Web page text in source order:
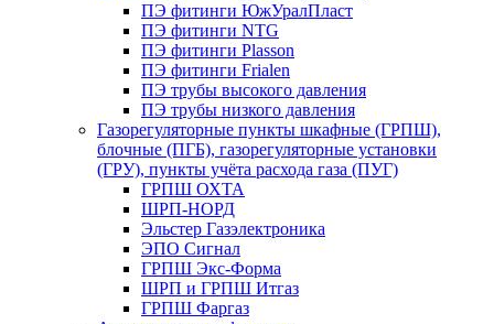
ПЭ фитинги ЮжУралПласт
ПЭ фитинги NTG
ПЭ фитинги Plasson
ПЭ фитинги Frialen
ПЭ трубы высокого давления
ПЭ трубы низкого давления
Газорегуляторные пункты шкафные (ГРПШ),
блочные (ПГБ), газорегуляторные установки
(ГРУ), пункты учёта расхода газа (ПУГ)
ГРПШ ОХТА
ШРП-НОРД
Эльстер Газэлектроника
ЭПО Сигнал
ГРПШ Экс-Форма
ШРП и ГРПШ Итгаз
ГРПШ Фаргаз